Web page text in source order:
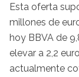
Esta oferta
millones de
hoy BBVA de
elevar a 2,2
actualmente